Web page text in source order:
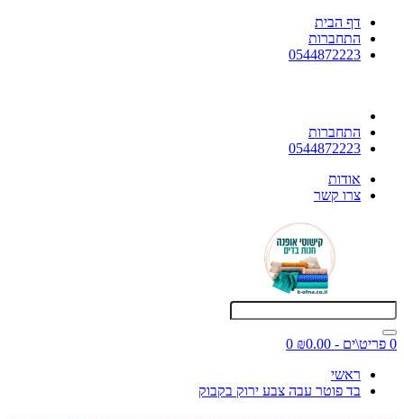
דף הבית
התחברות
0544872223
התחברות
0544872223
אודות
צרו קשר
0 פריט\ים - ₪0.00
0
ראשי
בד פוטר עבה צבע ירוק בקבוק